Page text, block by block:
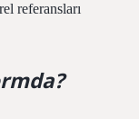
referansları